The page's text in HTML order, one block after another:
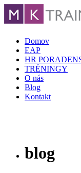
Domov
EAP
HR
TRÉNINGY
O nás
Blog
Kontakt
blog